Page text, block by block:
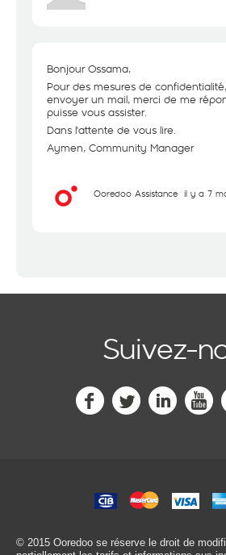
Bonjour Ossama,
Pour des mesures de
envoyer un mail, merci de me
puisse vous assister.
Dans l'attente de vous lire.
Aymen, Community Manager
Ooredoo Assistance il y a 7
Suivez-
© 2015 Ooredoo se réserve le droit de